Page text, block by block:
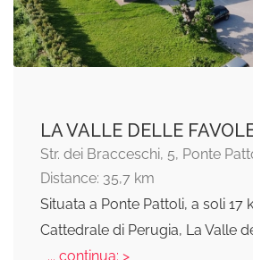
LA VALLE DELLE
Str. dei Bracceschi, 5, Ponte
Distance: 35,7 km
Situata a Ponte Pattoli, a soli 17
Cattedrale di Perugia, La Valle
... continua: >